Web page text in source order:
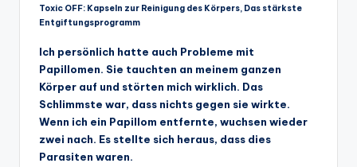
Toxic OFF: Kapseln zur Reinigung des Körpers, Das stärkste
Entgiftungsprogramm
Ich persönlich hatte auch Probleme mit
Papillomen. Sie tauchten an meinem ganzen
Körper auf und störten mich wirklich. Das
Schlimmste war, dass nichts gegen sie wirkte.
Wenn ich ein Papillom entfernte, wuchsen wieder
zwei nach. Es stellte sich heraus, dass dies
Parasiten waren.